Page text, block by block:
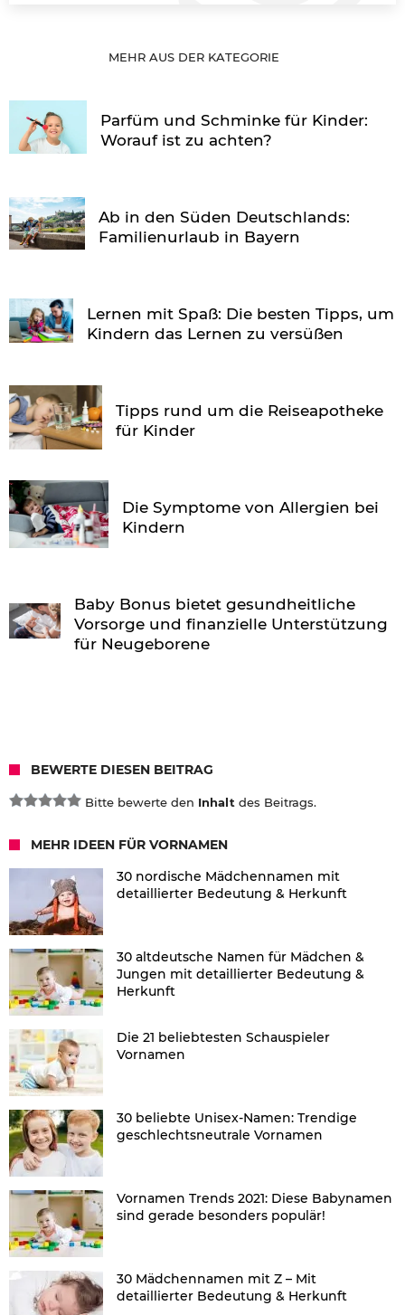
MEHR AUS DER KATEGORIE
Parfüm und Schminke für Kinder:
Worauf ist zu achten?
Ab in den Süden Deutschlands:
Familienurlaub in Bayern
Lernen mit Spaß: Die besten Tipps, um
Kindern das Lernen zu versüßen
Tipps rund um die Reiseapotheke
für Kinder
Die Symptome von Allergien bei
Kindern
Baby Bonus bietet gesundheitliche
Vorsorge und finanzielle Unterstützung
für Neugeborene
BEWERTE DIESEN BEITRAG
Bitte bewerte den Inhalt des Beitrags.
MEHR IDEEN FÜR VORNAMEN
30 nordische Mädchennamen mit
detaillierter Bedeutung & Herkunft
30 altdeutsche Namen für Mädchen &
Jungen mit detaillierter Bedeutung &
Herkunft
Die 21 beliebtesten Schauspieler
Vornamen
30 beliebte Unisex-Namen: Trendige
geschlechtsneutrale Vornamen
Vornamen Trends 2021: Diese Babynamen
sind gerade besonders populär!
30 Mädchennamen mit Z – Mit
detaillierter Bedeutung & Herkunft